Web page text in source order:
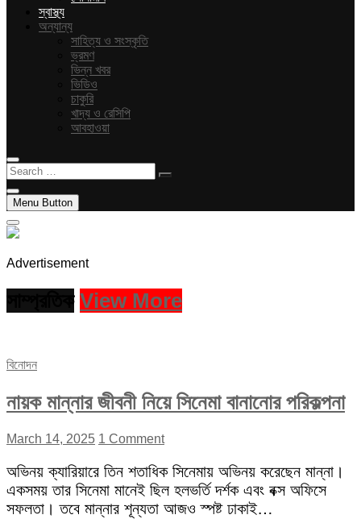
স্বাস্থ্য
অন্যান্য
সাহিত্য ও সংস্কৃতি
ভ্রমণ
ভিন্ন খবর
ভিডিও
চাকুরি
খাদ্য ও রেসিপি
আবহাওয়া
Search
…
Menu Button
Advertisement
View More
বিনোদন
নায়ক মান্নার জীবনী নিয়ে সিনেমা বানানোর পরিকল্পনা
March 14, 2025 1 Comment
অভিনয় ক্যারিয়ারে তিন শতাধিক সিনেমায় অভিনয় করেছেন মান্না।
একসময় তার সিনেমা মানেই ছিল হলভর্তি দর্শক এবং বক্স অফিসে
সফলতা। তবে মান্নার শূন্যতা আজও স্পষ্ট ঢাকাই…